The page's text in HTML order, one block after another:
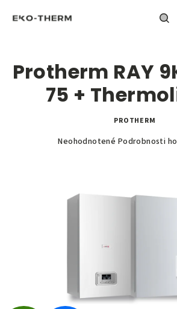
Protherm RAY
75 +
PROTHERM
Priemerné
Neohodnotené Podrobnosti